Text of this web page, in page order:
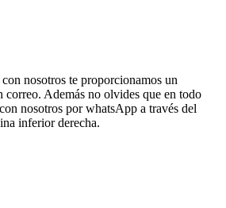
nosotros te proporcionamos un
correo. Además no olvides que en todo
nosotros por whatsApp a través del
inferior derecha.